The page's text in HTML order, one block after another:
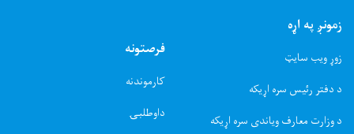
زمونږ په اړه
زوړ ویب سایټ
د دفتر رئیس سره اړیکه
د وزارت معارف ویاندی سره اړیکه
فرصتونه
کارموندنه
داوطلبۍ